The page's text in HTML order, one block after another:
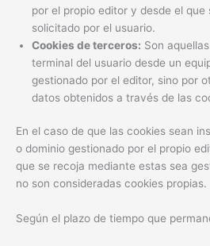
por el propio editor y desde el
solicitado por el usuario.
Cookies de terceros: Son
terminal del usuario desde un
gestionado por el editor, sino por
datos obtenidos a través de las
En el caso de que las cookies sean
o dominio gestionado por el propio
que se recoja mediante estas sea
no son consideradas cookies propias.
Según el plazo de tiempo que